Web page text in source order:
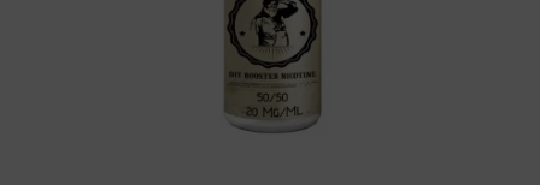
Booster Moonshiners en 10ml et 20
mg/ml de nicotine. PG/VG de 50/50.